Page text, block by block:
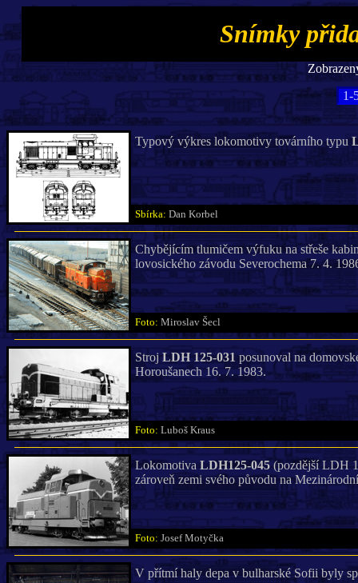
Snímky
1-
Typový výkres lokomotivy továrního typu
Sbírka: Dan Korbel
Chybějícím tlumičem výfuku na střeše
lovosického závodu Severochema 7. 4.
Foto: Miroslav Šecl
StrojLDH 125-031posunoval na
Horoušanech 16. 7. 1983.
Foto: Luboš Kraus
Lokomotiva LDH125-045(pozdější LDH
zároveň zemi svého původu na
Foto: Josef Motyčka
V přítmí haly depa v bulharské Sofii byly